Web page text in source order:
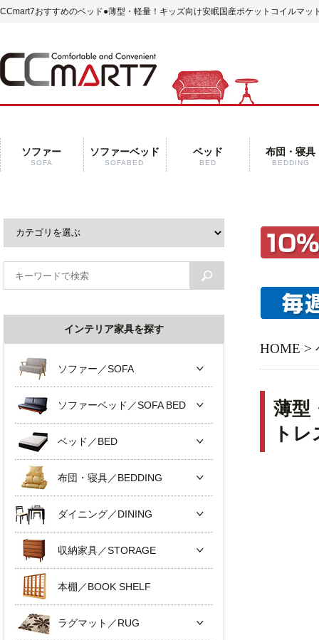
CCmart7おすすめのベッド●薄型・軽量！キッズ向け安眠国産ポケットコイルマッ
ソファー
SOFA
ソファーベッド
SOFABED
ベッド
BED
布団・寝具
BEDDING
HOME >
薄型
ト
インテリア家具を探す
ソファー／SOFA
ソファーベッド／SOFA BED
ベッド／BED
布団・寝具／BEDDING
ダイニング／DINING
収納家具／STORAGE
本棚／BOOK SHELF
ラグマット／RUG